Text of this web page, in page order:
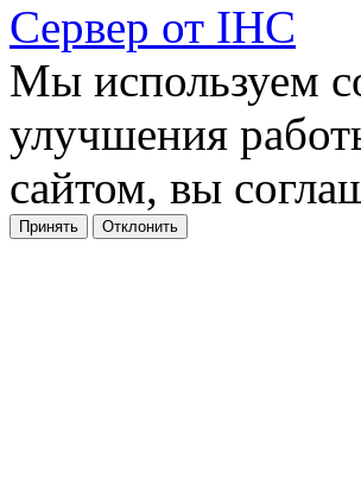
Сервер от IHC
Мы используем
улучшения
сайтом, вы
Принять Отклонить